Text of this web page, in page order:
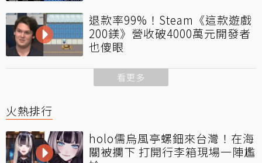
退款率99%！Steam《這款遊戲
200鎂》營收破4000萬元開發者
也傻眼
看更多
火熱排行
holo儒烏風亭螺鈿來台灣！在海
關被攔下 打開行李箱現場一陣尷